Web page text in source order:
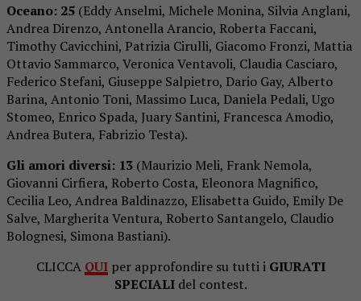
Oceano: 25 (Eddy Anselmi, Michele Monina, Silvia Anglani,
Andrea Direnzo, Antonella Arancio, Roberta Faccani,
Timothy Cavicchini, Patrizia Cirulli, Giacomo Fronzi, Mattia
Ottavio Sammarco, Veronica Ventavoli, Claudia Casciaro,
Federico Stefani, Giuseppe Salpietro, Dario Gay, Alberto
Barina, Antonio Toni, Massimo Luca, Daniela Pedali, Ugo
Stomeo, Enrico Spada, Juary Santini, Francesca Amodio,
Andrea Butera, Fabrizio Testa).
Gli amori diversi: 13 (Maurizio Meli, Frank Nemola,
Giovanni Cirfiera, Roberto Costa, Eleonora Magnifico,
Cecilia Leo, Andrea Baldinazzo, Elisabetta Guido, Emily De
Salve, Margherita Ventura, Roberto Santangelo, Claudio
Bolognesi, Simona Bastiani).
CLICCA QUIper approfondire su tutti i GIURATI
SPECIALIdel contest.